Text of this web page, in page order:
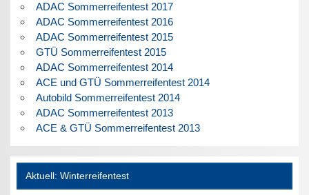
ADAC Sommerreifentest 2017
ADAC Sommerreifentest 2016
ADAC Sommerreifentest 2015
GTÜ Sommerreifentest 2015
ADAC Sommerreifentest 2014
ACE und GTÜ Sommerreifentest 2014
Autobild Sommerreifentest 2014
ADAC Sommerreifentest 2013
ACE & GTÜ Sommerreifentest 2013
Aktuell: Winterreifentest